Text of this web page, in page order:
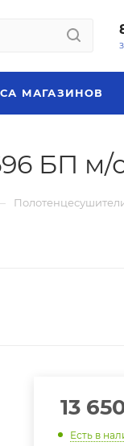
МАГАЗИНОВ
БП м/
13
Есть в